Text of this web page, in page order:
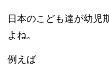
日本のこども達が幼児
よね。
例えば